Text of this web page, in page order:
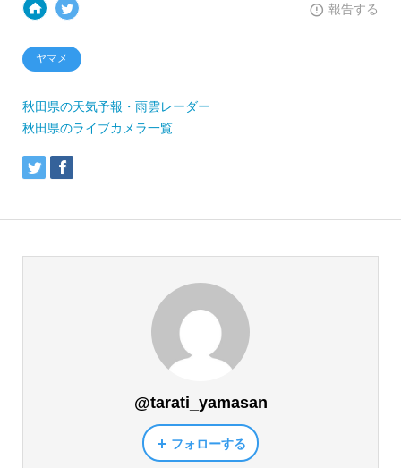
報告する
ヤマメ
秋田県の天気予報・雨雲レーダー
秋田県のライブカメラ一覧
@tarati_yamasan
フォローする